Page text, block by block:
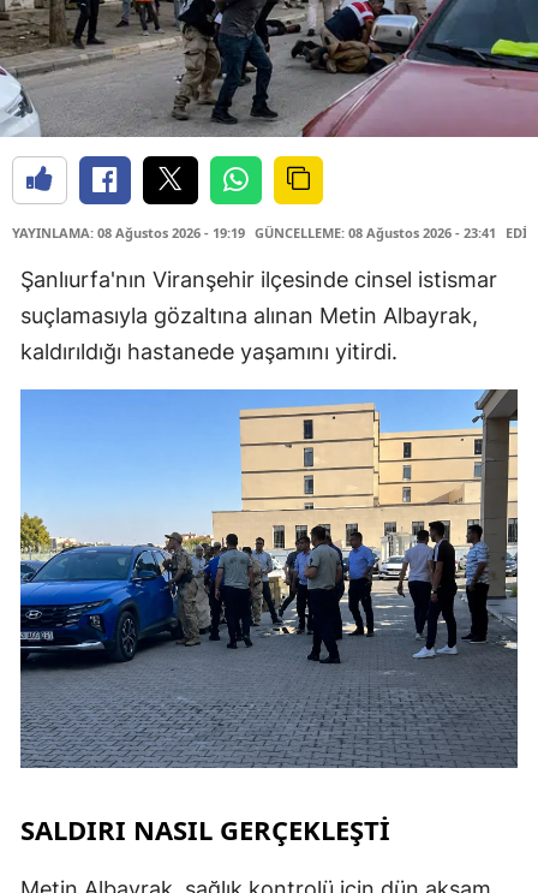
YAYINLAMA: 08 Ağustos 2026 - 19:19 GÜNCELLEME: 08 Ağustos 2026 - 23:41
Şanlıurfa'nın Viranşehir ilçesinde cinsel istismar
suçlamasıyla gözaltına alınan Metin Albayrak,
kaldırıldığı hastanede yaşamını yitirdi.
SALDIRI NASIL GERÇEKLEŞTİ